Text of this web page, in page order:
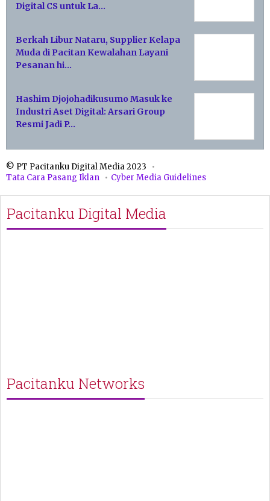
Digital CS untuk La…
Berkah Libur Nataru, Supplier Kelapa
Muda di Pacitan Kewalahan Layani
Pesanan hi…
Hashim Djojohadikusumo Masuk ke
Industri Aset Digital: Arsari Group
Resmi Jadi P…
© PT Pacitanku Digital Media 2023
Tata Cara Pasang Iklan
Cyber Media Guidelines
Pacitanku Digital Media
Pacitanku Networks